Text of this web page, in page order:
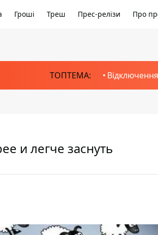
Гроші Треш Прес-релізи Про
ТОПТЕМА:
и легче заснуть